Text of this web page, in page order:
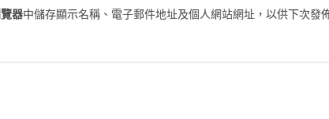
器中儲存顯示名稱、電子郵件地址及個人網站網址，以供下次發